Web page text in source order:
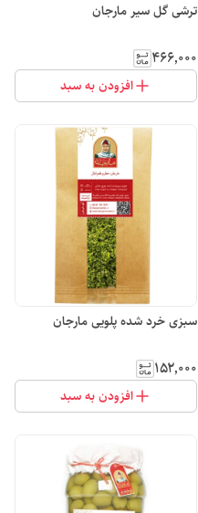
ترشی گل سیر مارجان
۴۶۶٬۰۰۰
افزودن به سبد
سبزی خرد شده پلویی مارجان
۱۵۲٬۰۰۰
افزودن به سبد